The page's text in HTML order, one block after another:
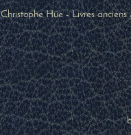
Christophe Hüe - Livres anciens